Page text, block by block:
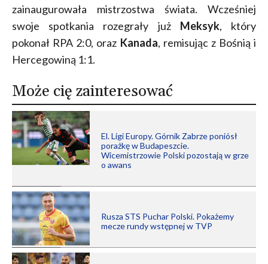
zainaugurowała mistrzostwa świata. Wcześniej
swoje spotkania rozegrały już Meksyk, który
pokonał RPA 2:0, oraz Kanada, remisując z Bośnią i
Hercegowiną 1:1.
Może cię zainteresować
El. Ligi Europy. Górnik Zabrze poniósł
porażkę w Budapeszcie.
Wicemistrzowie Polski pozostają w grze
o awans
Rusza STS Puchar Polski. Pokażemy
mecze rundy wstępnej w TVP